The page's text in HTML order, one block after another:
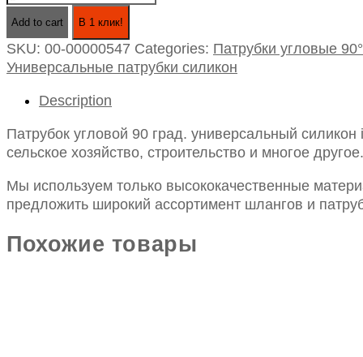
град.
универсальный
id28х250х250
quantity
Add to cart В 1 клик!
SKU: 00-00000547 Categories: Патрубки угловые 90°
Универсальные патрубки силикон
Description
Патрубок угловой 90 град. универсальный
сельское хозяйство, строительство и многое
Мы используем только высококачественные
предложить широкий ассортимент шлангов и
Похожие товары